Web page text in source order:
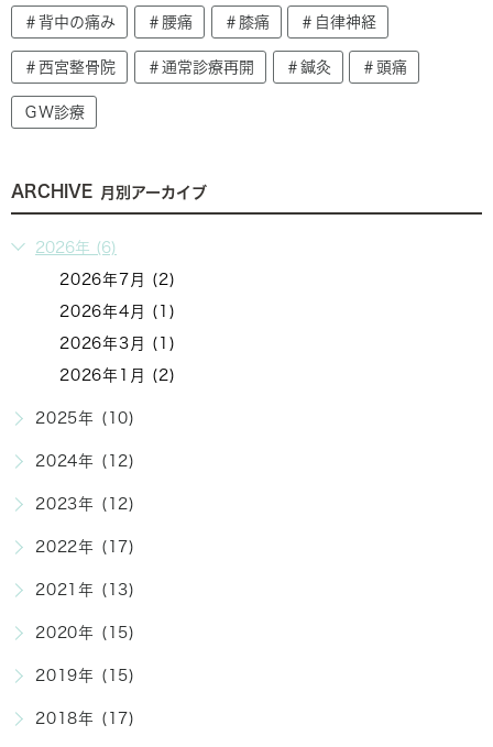
＃背中の痛み ＃腰痛 ＃膝痛 ＃自律神経
＃西宮整骨院 ＃通常診療再開 ＃鍼灸 ＃頭痛
ＧＷ診療
ARCHIVE 月別アーカイブ
2026年 (6)
2026年7月 (2)
2026年4月 (1)
2026年3月 (1)
2026年1月 (2)
2025年 (10)
2024年 (12)
2023年 (12)
2022年 (17)
2021年 (13)
2020年 (15)
2019年 (15)
2018年 (17)